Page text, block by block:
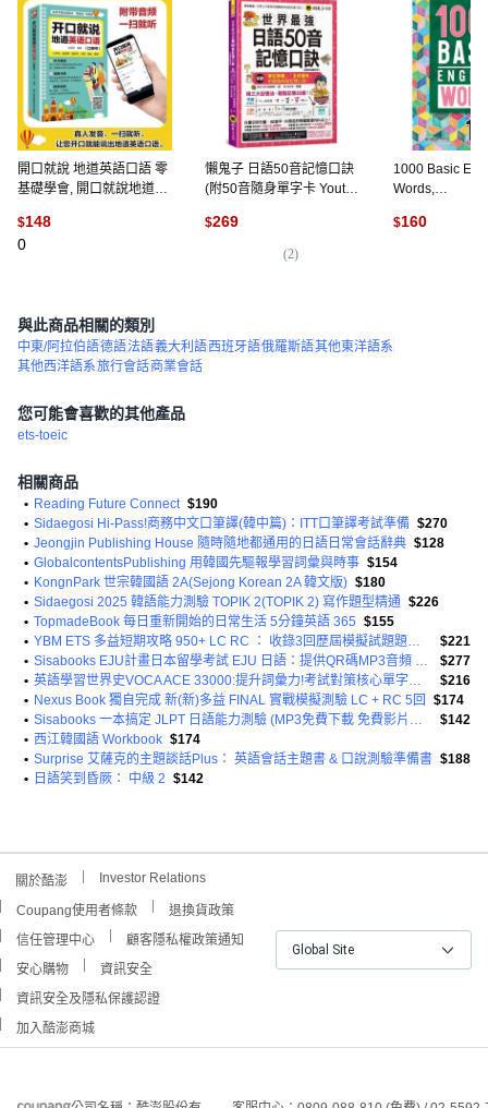
開口就說 地道英語口語 零
基礎學會, 開口就說地道英
$148
0
懶鬼子 日語50音記憶口訣
(附50音隨身單字卡 Youtor
見包裝
$269
(2)
1000 Basic
Words,
$160
與此商品相關的類別
中東/阿拉伯語德語法語義大利語西班牙語俄羅斯語其他東洋語系
其他西洋語系旅行會話商業會話
您可能會喜歡的其他產品
ets-toeic
相關商品
• Reading Future Connect $190
• Sidaegosi Hi-Pass!商務中文口筆譯(韓中篇)：ITT口筆譯考試準備 $270
• Jeongjin Publishing House 隨時隨地都通用的日語日常會話辭典 $128
• GlobalcontentsPublishing 用韓國先驅報學習詞彙與時事 $154
• KongnPark 世宗韓國語 2A(Sejong Korean 2A 韓文版) $180
• Sidaegosi 2025 韓語能力測驗 TOPIK 2(TOPIK 2) 寫作題型精通 $226
• TopmadeBook 每日重新開始的日常生活 5分鐘英語 365 $155
•
YBM ETS 多益短期攻略 950+ LC RC ： 收錄3回歷屆模擬試題題庫 + 解析本 + MP3 + 歷屆詞彙PDF + APP
$221
•
Sisabooks EJU計畫日本留學考試 EJU 日語：提供QR碼MP3音頻 免費1回模擬考試
$277
•
英語學習世界史VOCA ACE 33000:提升詞彙力!考試對策核心單字完結版<單字王牌33000>!
$216
• Nexus Book 獨自完成 新(新)多益 FINAL 實戰模擬測驗 LC + RC 5回
$174
•
Sisabooks 一本搞定 JLPT 日語能力測驗 (MP3免費下載 免費影片解說課程)
$142
• 西江韓國語 Workbook $174
• Surprise 艾薩克的主題談話Plus： 英語會話主題書 & 口說測驗準備書 $188
•
日語笑到昏厥： 中級 2 $142
關於酷澎 Investor Relations
Coupang使用者條款
退換貨政策
信任管理中心
顧客隱私權政策通知
安心購物
資訊安全
資訊安全及隱私保護認證
加入酷澎商城
Global Site